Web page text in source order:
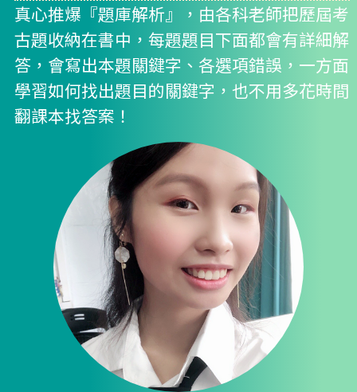
真心推爆『題庫解析』，由各科老師把歷屆考
古題收納在書中，每題題目下面都會有詳細解
答，會寫出本題關鍵字、各選項錯誤，一方面
學習如何找出題目的關鍵字，也不用多花時間
翻課本找答案！